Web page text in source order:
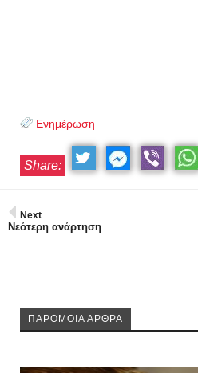
Ενημέρωση
Share:
Next
Νεότερη ανάρτηση
ΠΑΡΟΜΟΙΑ ΑΡΘΡΑ